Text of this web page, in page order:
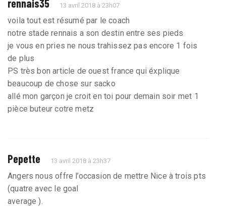
rennais35 13 avril 2018 à 23h07
voila tout est résumé par le coach
notre stade rennais a son destin entre ses pieds
je vous en pries ne nous trahissez pas encore 1 fois
de plus
PS très bon article de ouest france qui éxplique
beaucoup de chose sur sacko
allé mon garçon je croit en toi pour demain soir met 1
pièce buteur cotre metz
Pepette 13 avril 2018 à 23h37
Angers nous offre l’occasion de mettre Nice à trois pts
(quatre avec le goal
average ).